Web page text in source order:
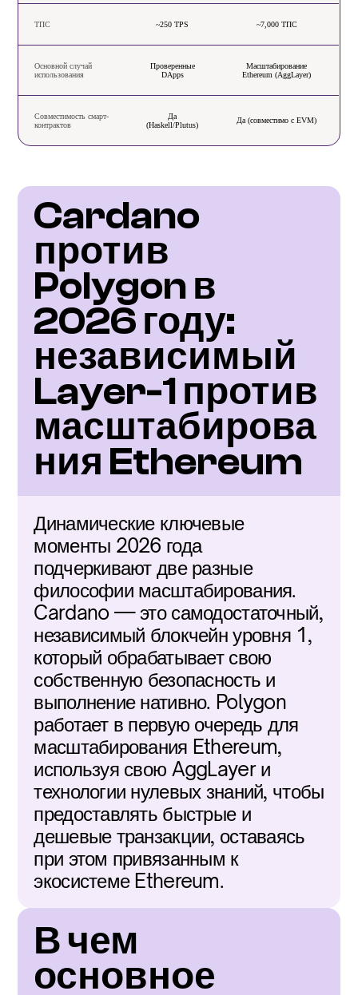
ТПС ~250 TPS ~7,000 ТПС
Основной случай
использования
Проверенные
DApps
Масштабирование
Ethereum (AggLayer)
Совместимость смарт-
контрактов
Да
(Haskell/Plutus)
Да (совместимо с EVM)
Cardano
против
Polygon в
2026 году:
независимый
Layer-1 против
масштабирова
ния Ethereum
Динамические ключевые
моменты 2026 года
подчеркивают две разные
философии масштабирования.
Cardano — это самодостаточный,
независимый блокчейн уровня 1,
который обрабатывает свою
собственную безопасность и
выполнение нативно. Polygon
работает в первую очередь для
масштабирования Ethereum,
используя свою AggLayer и
технологии нулевых знаний, чтобы
предоставлять быстрые и
дешевые транзакции, оставаясь
при этом привязанным к
экосистеме Ethereum.
В чем
основное